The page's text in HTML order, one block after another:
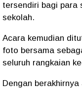
tersendiri bagi para
sekolah.
Acara kemudian
foto bersama
seluruh rangkaian
Dengan